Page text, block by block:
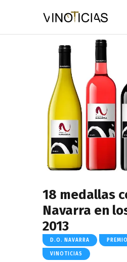
18 medallas
Navarra en
2013
D.O. NAVARRA
VINOTICIAS